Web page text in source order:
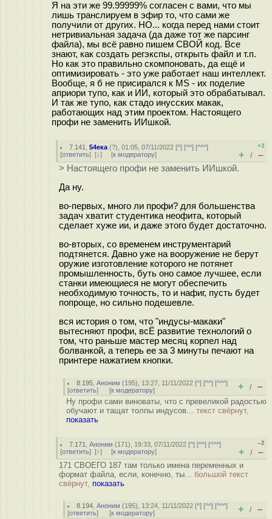
Я на эти же 99.99999% согласен с вами, что мы
лишь транслируем в эфир то, что сами же
получили от других. НО... когда перед нами стоит
нетривиальная задача (да даже тот же парсинг
файла), мы всё равно пишем СВОЙ код. Все
знают, как создать регэкспы, открыть файл и т.п.
Но как это правильно скомпоновать, да ещё и
оптимизировать - это уже работает наш интеллект.
Вообще, я б не присирался к MS - их поделие
априори тупо, как и ИИ, который это обрабатывал.
И так же тупо, как стадо инусских макак,
работающих над этим проектом. Настоящего
профи не заменить ИИшкой.
7.141 ,54ека (?), 01:05, 07/11/2022 [^] [^^] [^^^]
[ответить] [↓] [к модератору]
+3
+ / –
> Настоящего профи не заменить ИИшкой.
Да ну.
во-первых, много ли профи? для большенства
задач хватит студентика неофита, который
сделает хуже ии, и даже этого будет достаточно.
во-вторых, со временем инструментарий
подтянется. Давно уже на вооружение не берут
оружие изготовление которого не потянет
промышленность, буть оно самое лучшее, если
станки имеющиеся не могут обеспечить
необходимую точность, то и нафиг, пусть будет
попроще, но сильно подешевле.
вся история о том, что "индусы-макаки"
вытесняют профи, всЁ развитие технологий о
том, что раньше мастер месяц корпел над
болванкой, а теперь ее за 3 минуты печают на
принтере нажатием кнопки.
8.195 ,Аноним (195), 13:27, 11/11/2022 [^] [^^] [^^^]
[ответить] [к модератору] + / –
Ну профи сами виноваты, что с превеликой радостью
обучают и тащат толпы индусов... текст свёрнут,
показать
7.171 ,Аноним (171), 19:33, 07/11/2022 [^] [^^] [^^^]
[ответить] [↑] [к модератору]
–2
+ / –
171 СВОЕГО 187 там только имена переменных и
формат файла, если, конечно, ты... большой текст
свёрнут, показать
8.194 ,Аноним (195), 13:24, 11/11/2022 [^] [^^] [^^^]
[ответить] [к модератору] + / –